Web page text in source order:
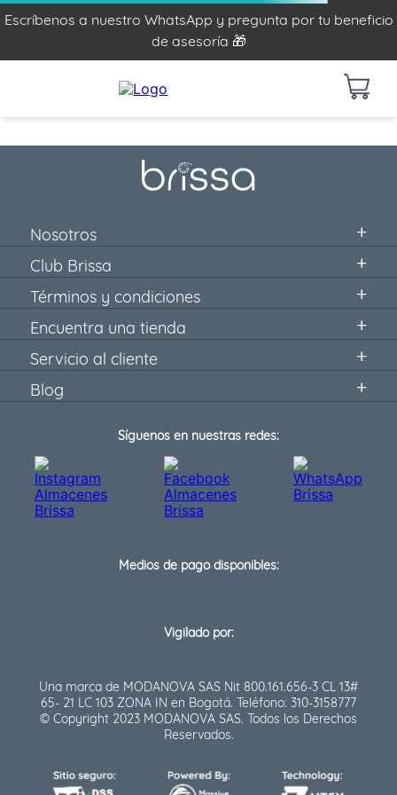
Escríbenos a nuestro WhatsApp y pregunta por tu beneficio
de asesoría 🎁
Nosotros
Club Brissa
Términos y condiciones
Encuentra una tienda
Servicio al cliente
Blog
Síguenos en nuestras redes:
Medios de pago disponibles:
Vigilado por:
Una marca de MODANOVA SAS Nit 800.161.656-3 CL 13#
65- 21 LC 103 ZONA IN en Bogotá. Teléfono: 310-3158777
© Copyright 2023 MODANOVA SAS. Todos los Derechos
Reservados.